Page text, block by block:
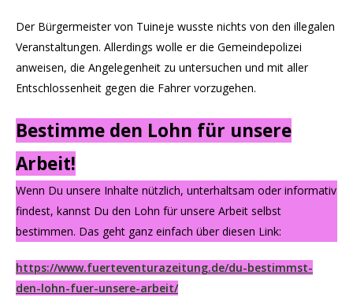
Der Bürgermeister von Tuineje wusste nichts von den illegalen
Veranstaltungen. Allerdings wolle er die Gemeindepolizei
anweisen, die Angelegenheit zu untersuchen und mit aller
Entschlossenheit gegen die Fahrer vorzugehen.
Bestimme den Lohn für unsere
Arbeit!
Wenn Du unsere Inhalte nützlich, unterhaltsam oder informativ
findest, kannst Du den Lohn für unsere Arbeit selbst
bestimmen. Das geht ganz einfach über diesen Link:
https://www.fuerteventurazeitung.de/du-bestimmst-
den-lohn-fuer-unsere-arbeit/